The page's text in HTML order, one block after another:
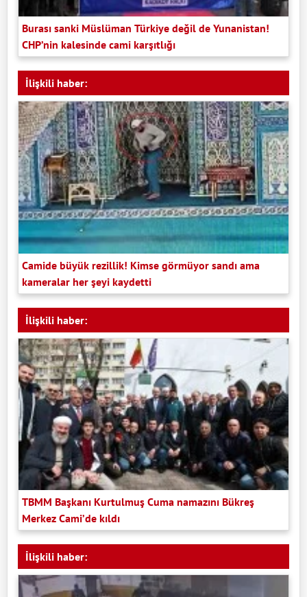
Burası sanki Müslüman Türkiye değil de Yunanistan!
CHP’nin kalesinde cami karşıtlığı
İlişkili haber:
Camide büyük rezillik! Kimse görmüyor sandı ama
kameralar her şeyi kaydetti
İlişkili haber:
TBMM Başkanı Kurtulmuş Cuma namazını Bükreş
Merkez Cami’de kıldı
İlişkili haber: